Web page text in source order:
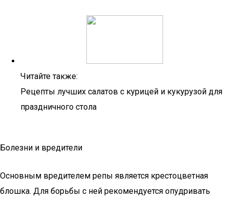
Читайте также:
Рецепты лучших салатов с курицей и кукурузой для
праздничного стола
Болезни и вредители
Основным вредителем репы является крестоцветная
блошка. Для борьбы с ней рекомендуется опудривать